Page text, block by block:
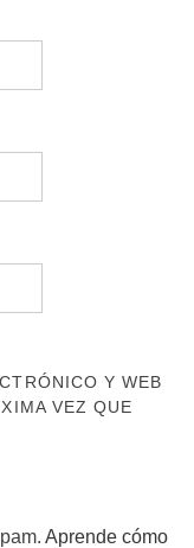
Y WEB
VEZ QUE
Aprende cómo